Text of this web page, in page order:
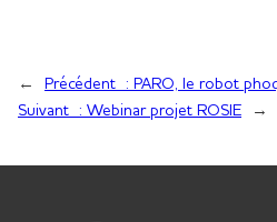
← Précédent : PARO, le robot
Suivant : Webinar projet ROSIE →